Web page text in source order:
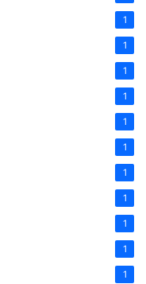
1
1
1
1
1
1
1
1
1
1
1